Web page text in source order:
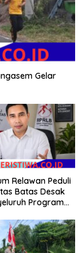
Gelar
Relawan Peduli
Batas Desak
Program
Efektivitas
Pertanian